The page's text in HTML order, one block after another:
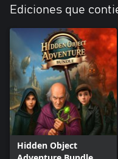
Ediciones que
Hidden Object